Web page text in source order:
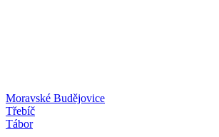
Moravské Budějovice
Třebíč
Tábor